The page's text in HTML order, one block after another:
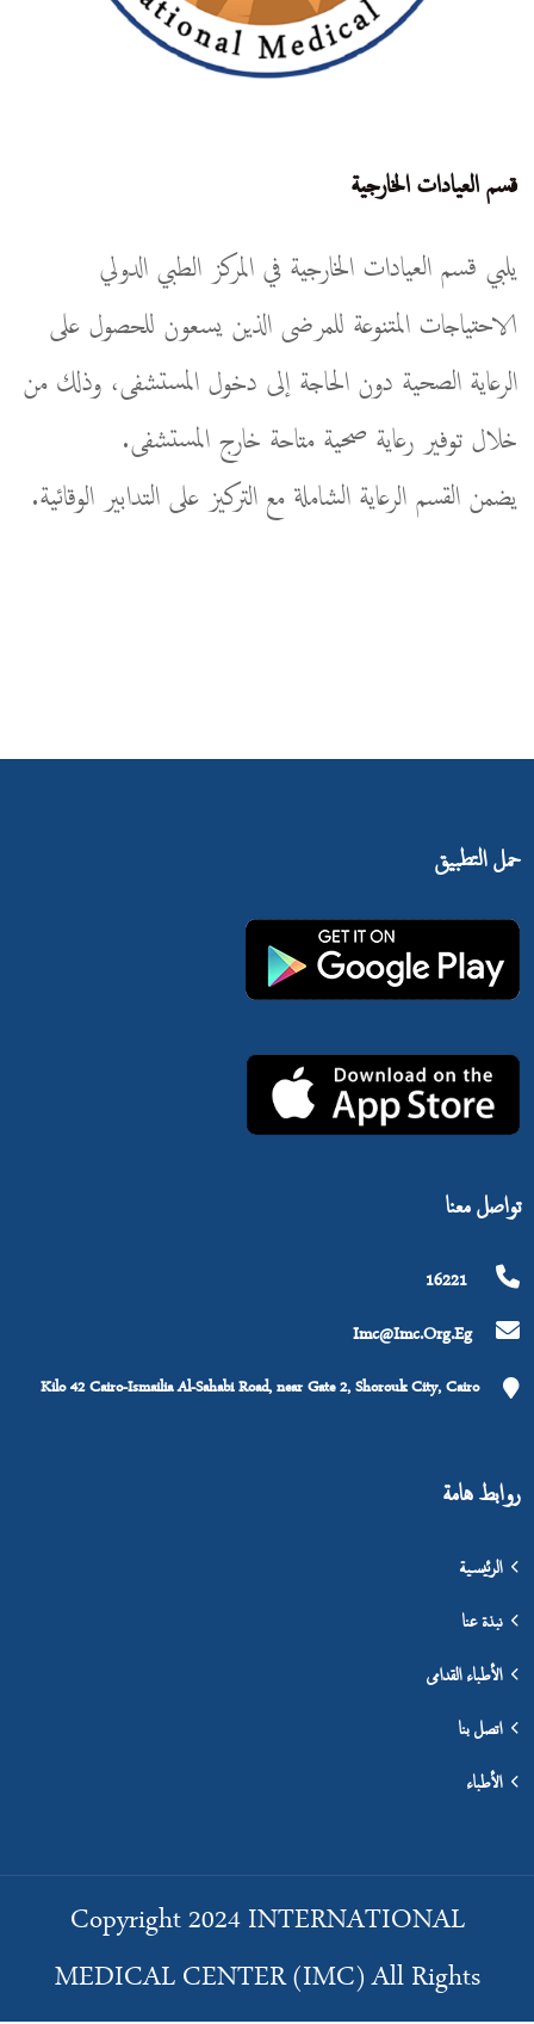
قسم العيادات الخارجية
يلبي قسم العيادات الخارجية في المركز الطبي الدولي
الاحتياجات المتنوعة للمرضى الذين يسعون للحصول على
الرعاية الصحية دون الحاجة إلى دخول المستشفى، وذلك من
خلال توفير رعاية صحية متاحة خارج المستشفى.
يضمن القسم الرعاية الشاملة مع التركيز على التدابير الوقائية.
حمل التطبيق
تواصل معنا
16221
Imc@imc.org.eg
Kilo 42 Cairo-Ismailia Al-Sahabi Road, near Gate 2, Shorouk City, Cairo
روابط هامة
الرئيسية
نبذة عنا
الأطباء القدامى
اتصل بنا
الأطباء
Copyright 2024 INTERNATIONAL
MEDICAL CENTER (IMC) All Rights